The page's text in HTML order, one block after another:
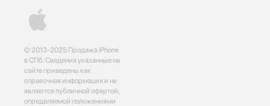
© 2013-2025 Продажа iPhone
в СПб. Сведения указанные на
сайте приведены как
справочная информация и не
являются публичной офертой,
определяемой положениями